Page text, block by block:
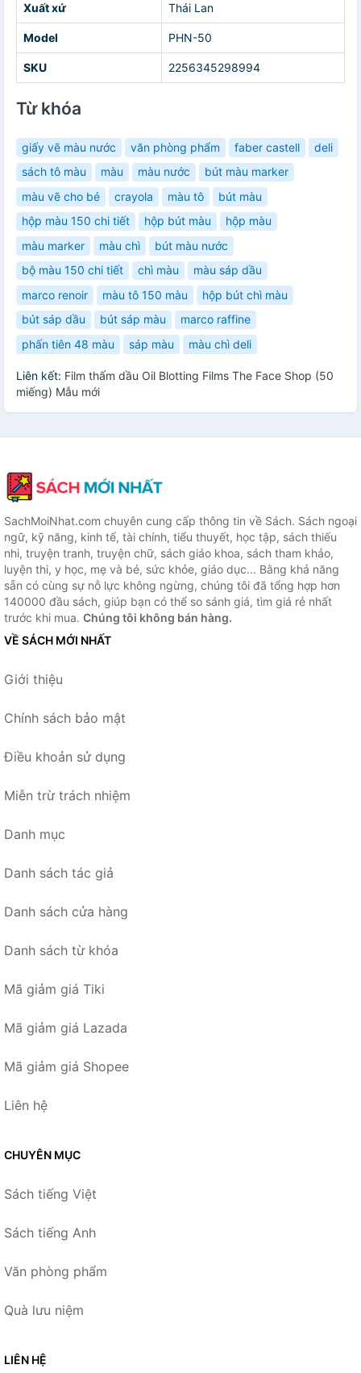
Xuất xứ Thái Lan
Model PHN-50
SKU 2256345298994
Từ khóa
giấy vẽ màu nước văn phòng phẩm faber castell
deli
sách tô màu
màu màu nước
bút màu marker
màu vẽ cho bé
crayola màu tô
bút màu
hộp màu 150 chi tiết
hộp bút màu
hộp màu
màu marker
màu chì
bút màu nước
bộ màu 150 chi tiết
chì màu
màu sáp dầu
marco renoir
màu tô 150 màu
hộp bút chì màu
bút sáp dầu
bút sáp màu
marco raffine
phấn tiên 48 màu
sáp màu màu chì deli
Liên kết: Film thấm dầu Oil Blotting Films The Face Shop (50
miếng) Mẫu mới
SachMoiNhat.com chuyên cung cấp thông tin về Sách. Sách ngoại
ngữ, kỹ năng, kinh tế, tài chính, tiểu thuyết, học tập, sách thiếu
nhi, truyện tranh, truyện chữ, sách giáo khoa, sách tham khảo,
luyện thi, y học, mẹ và bé, sức khỏe, giáo dục... Bằng khả năng
sẵn có cùng sự nỗ lực không ngừng, chúng tôi đã tổng hợp hơn
140000 đầu sách, giúp bạn có thể so sánh giá, tìm giá rẻ nhất
trước khi mua. Chúng tôi không bán hàng.
VỀ SÁCH MỚI NHẤT
Giới thiệu
Chính sách bảo mật
Điều khoản sử dụng
Miễn trừ trách nhiệm
Danh mục
Danh sách tác giả
Danh sách cửa hàng
Danh sách từ khóa
Mã giảm giá Tiki
Mã giảm giá Lazada
Mã giảm giá Shopee
Liên hệ
CHUYÊN MỤC
Sách tiếng Việt
Sách tiếng Anh
Văn phòng phẩm
Quà lưu niệm
LIÊN HỆ